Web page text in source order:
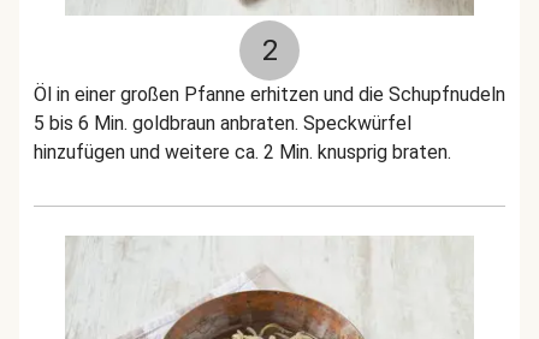
2
Öl in einer großen Pfanne erhitzen und die Schupfnudeln
5 bis 6 Min. goldbraun anbraten. Speckwürfel
hinzufügen und weitere ca. 2 Min. knusprig braten.